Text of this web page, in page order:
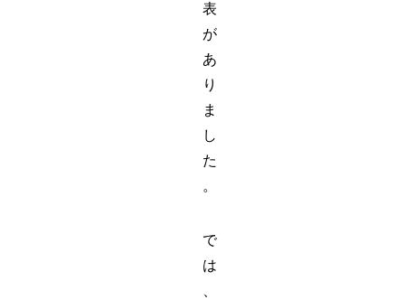
表
が
あ
り
ま
し
た
。
で
は
、